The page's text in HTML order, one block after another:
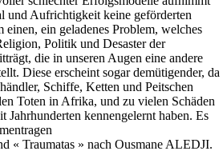
und Aufrichtigkeit keine geförderten
einen, ein geladenes Problem, welches
Politik und Desaster der
die in unseren Augen eine andere
Diese erscheint sogar demütigender, da
Schiffe, Ketten und Peitschen
Toten in Afrika, und zu vielen Schäden
Jahrhunderten kennengelernt haben. Es
« Traumatas » nach Ousmane ALEDJI.